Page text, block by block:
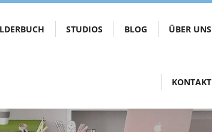
STUDIOS BLOG ÜBER UNS
KONTAKT